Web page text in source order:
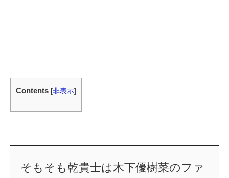
Contents [非表示]
そもそも乾貴士は木下優樹菜のファ